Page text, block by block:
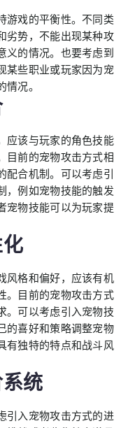
游戏的平衡性。不同类
劣势，不能出现某种攻
义的情况。也要考虑到
某些职业或玩家因为宠
况。
应该与玩家的角色技能
目前的宠物攻击方式相
配合机制。可以考虑引
，例如宠物技能的触发
宠物技能可以为玩家提
风格和偏好，应该有机
。目前的宠物攻击方式
。可以考虑引入宠物技
的喜好和策略调整宠物
有独特的特点和战斗风
统
引入宠物攻击方式的进